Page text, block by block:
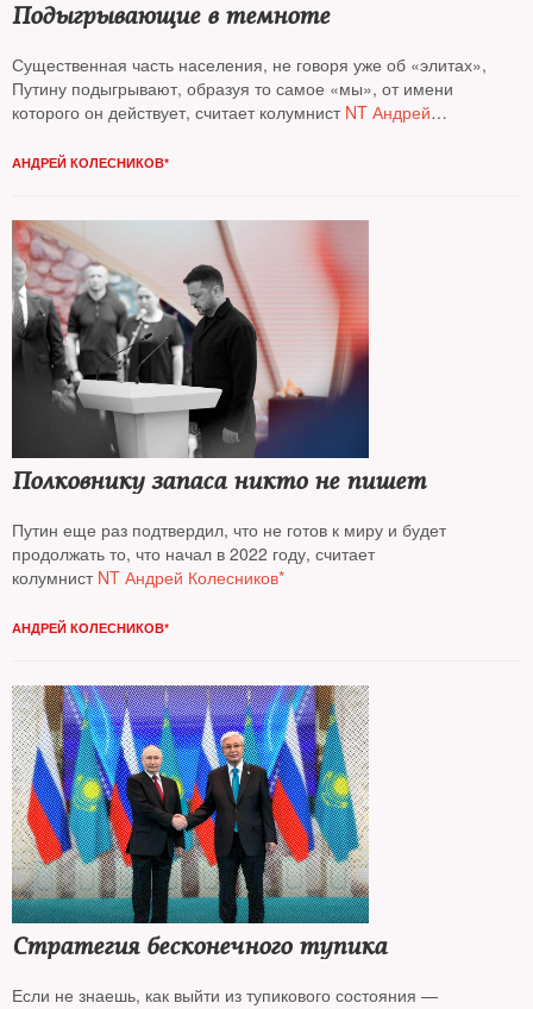
Подыгрывающие в темноте
Существенная часть населения, не говоря уже об «элитах»,
Путину подыгрывают, образуя то самое «мы», от имени
которого он действует, считает колумнистNT Андрей
АНДРЕЙ КОЛЕСНИКОВ*
Полковнику запаса никто не пишет
Путин еще раз подтвердил, что не готов к миру и будет
продолжать то, что начал в 2022 году, считает
колумнистNT Андрей Колесников*
АНДРЕЙ КОЛЕСНИКОВ*
Стратегия бесконечного тупика
Если не знаешь, как выйти из тупикового состояния —